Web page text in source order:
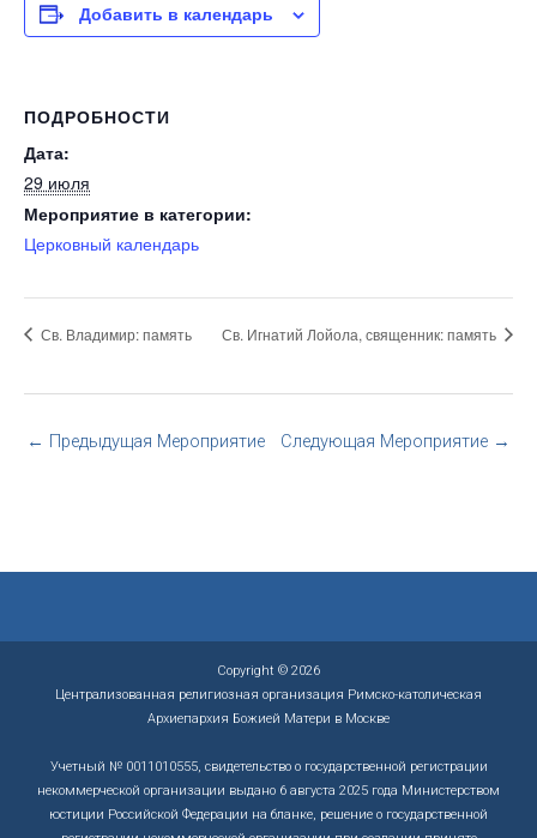
Добавить в календарь
ПОДРОБНОСТИ
Дата:
29 июля
Мероприятие в категории:
Церковный календарь
Св. Владимир: память Св. Игнатий Лойола, священник: память
← Предыдущая Мероприятие Следующая Мероприятие →
Copyright © 2026
Централизованная религиозная организация Римско-католическая
Архиепархия Божией Матери в Москве
Учетный № 0011010555, свидетельство о государственной регистрации
некоммерческой организации выдано 6 августа 2025 года Министерством
юстиции Российской Федерации на бланке, решение о государственной